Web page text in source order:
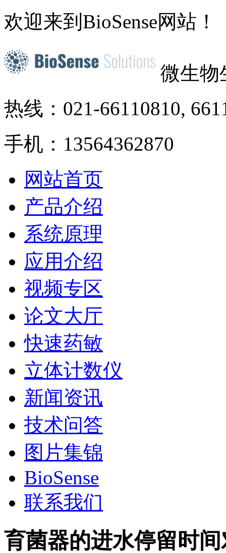
欢迎来到BioSense网站！
微生物
热线：021-66110810,
手机：13564362870
网站首页
产品介绍
系统原理
应用介绍
视频专区
论文大厅
快速药敏
立体计数仪
新闻资讯
技术问答
图片集锦
BioSense
联系我们
育菌器的进水停留时